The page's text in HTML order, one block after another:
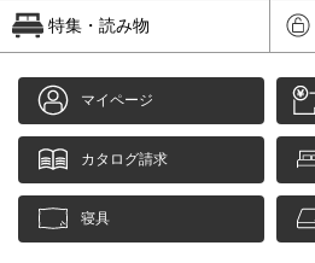
特集・読み物
マイページ
カタログ請求
寝具